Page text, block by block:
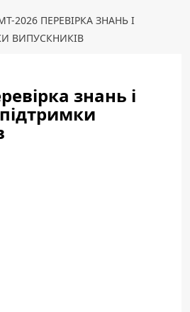
2026 ПЕРЕВІРКА ЗНАНЬ І
ВИПУСКНИКІВ
знань і